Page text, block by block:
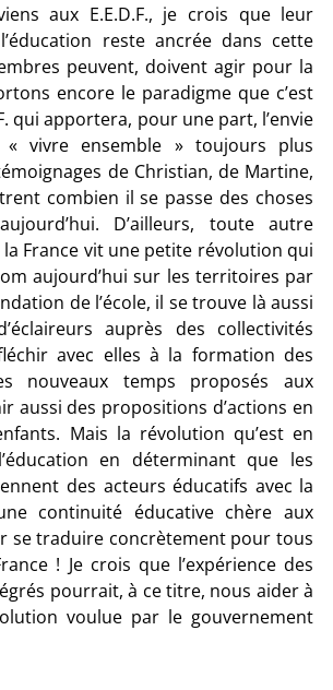
aux E.E.D.F., je crois que leur
reste ancrée dans cette
peuvent, doivent agir pour la
encore le paradigme que c’est
qui apportera, pour une part, l’envie
vivre ensemble » toujours plus
de Christian, de Martine,
combien il se passe des choses
D’ailleurs, toute autre
France vit une petite révolution qui
aujourd’hui sur les territoires par
de l’école, il se trouve là aussi
auprès des collectivités
avec elles à la formation des
nouveaux temps proposés aux
aussi des propositions d’actions en
Mais la révolution qu’est en
en déterminant que les
des acteurs éducatifs avec la
continuité éducative chère aux
se traduire concrètement pour tous
! Je crois que l’expérience des
pourrait, à ce titre, nous aider à
voulue par le gouvernement